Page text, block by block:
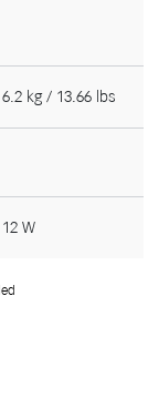
6.2 kg / 13.66 lbs
12 W